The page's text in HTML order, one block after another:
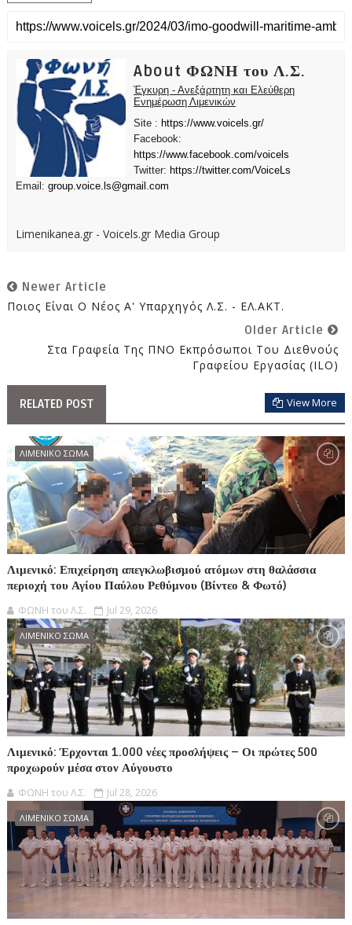
About ΦΩΝΗ του Λ.Σ.
Έγκυρη - Ανεξάρτητη και Ελεύθερη
Ενημέρωση Λιμενικών
Site : https://www.voicels.gr/
Facebook:
https://www.facebook.com/voicels
Twitter: https://twitter.com/VoiceLs
Email: group.voice.ls@gmail.com
Limenikanea.gr - Voicels.gr Media Group
Newer Article
Ποιος Είναι Ο Νέος Α' Υπαρχηγός Λ.Σ. - ΕΛ.ΑΚΤ.
Older Article
Στα Γραφεία Της ΠΝΟ Εκπρόσωποι Του Διεθνούς
Γραφείου Εργασίας (ILO)
RELATED POST View More
ΛΙΜΕΝΙΚΟ ΣΩΜΑ
Λιμενικό: Επιχείρηση απεγκλωβισμού ατόμων στη θαλάσσια
περιοχή του Αγίου Παύλου Ρεθύμνου (Βίντεο & Φωτό)
ΦΩΝΗ του Λ.Σ. Jul 29, 2026
ΛΙΜΕΝΙΚΟ ΣΩΜΑ
Λιμενικό: Έρχονται 1.000 νέες προσλήψεις – Οι πρώτες 500
προχωρούν μέσα στον Αύγουστο
ΦΩΝΗ του Λ.Σ. Jul 28, 2026
ΛΙΜΕΝΙΚΟ ΣΩΜΑ